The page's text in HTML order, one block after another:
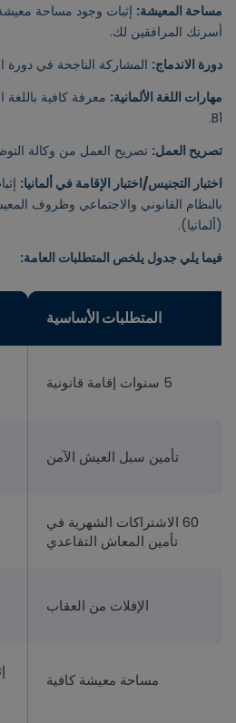
مساحة المعيشة: إثبات وجود مساحة
أسرتك المرافقين لك.
دورة الاندماج: المشاركة الناجحة في دورة
مهارات اللغة الألمانية: معرفة كافية باللغة
B1.
تصريح العمل: تصريح العمل من وكالة
اختبار التجنيس/اختبار الإقامة في ألمانيا:
بالنظام القانوني والاجتماعي وظروف
(ألمانيا).
فيما يلي جدول يلخص المتطلبات العامة:
المتطلبات الأساسية
5 سنوات إقامة قانونية
تأمين سبل العيش الآمن
60 الاشتراكات الشهرية في
تأمين المعاش التقاعدي
الإفلات من العقاب
مساحة معيشة كافية